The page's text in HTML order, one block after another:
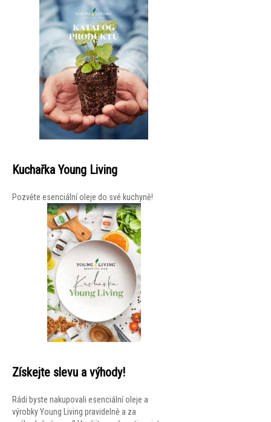
Kuchařka Young Living
Pozvěte esenciální oleje do své kuchyně!
Získejte slevu a výhody!
Rádi byste nakupovali esenciální oleje a
výrobky Young Living pravidelně a za